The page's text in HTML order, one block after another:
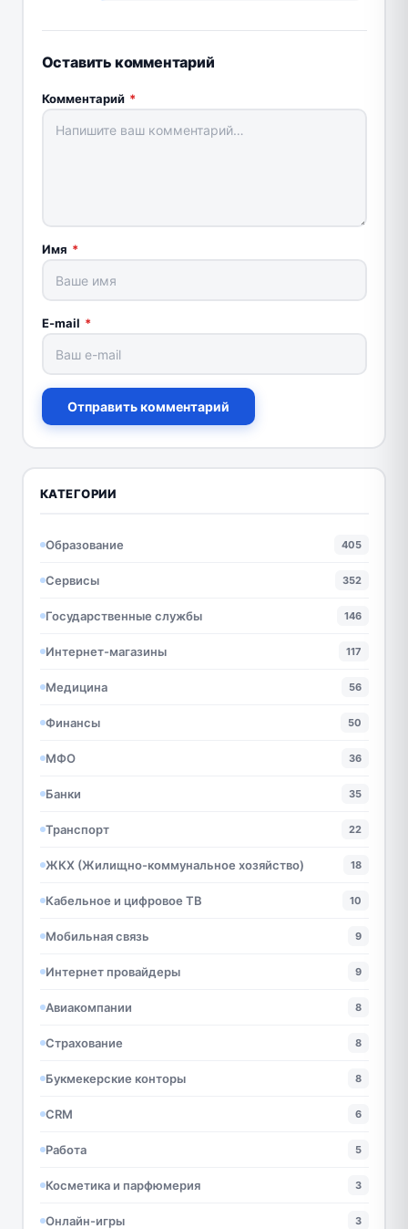
Оставить комментарий
Комментарий *
Имя *
E-mail *
Отправить комментарий
КАТЕГОРИИ
Образование 405
Сервисы 352
Государственные службы 146
Интернет-магазины 117
Медицина 56
Финансы 50
МФО 36
Банки 35
Транспорт 22
ЖКХ (Жилищно-коммунальное хозяйство) 18
Кабельное и цифровое ТВ 10
Мобильная связь 9
Интернет провайдеры 9
Авиакомпании 8
Страхование 8
Букмекерские конторы 8
CRM 6
Работа 5
Косметика и парфюмерия 3
Онлайн-игры 3